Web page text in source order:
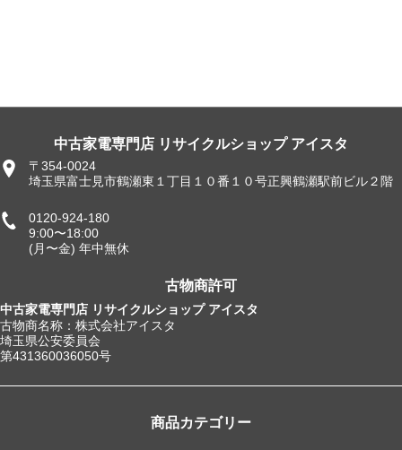
中古家電専門店 リサイクルショップ アイスタ
〒354-0024
埼玉県富士見市鶴瀬東１丁目１０番１０号正興鶴瀬駅前ビル２階
0120-924-180
9:00〜18:00
(月〜金) 年中無休
古物商許可
中古家電専門店 リサイクルショップ アイスタ
古物商名称：株式会社アイスタ
埼玉県公安委員会
第431360036050号
商品カテゴリー